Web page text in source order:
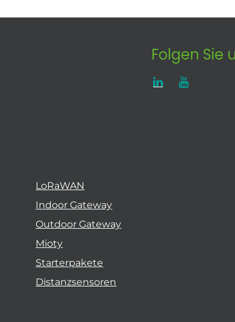
Folgen Sie
LoRaWAN
Indoor Gateway
Outdoor Gateway
Mioty
Starterpakete
Distanzsensoren